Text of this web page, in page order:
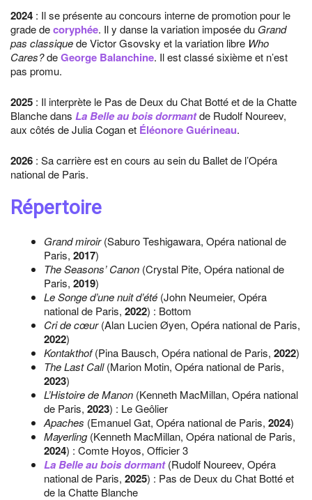
2024 : Il se présente au concours interne de promotion pour le
grade decoryphée. Il y danse la variation imposée du Grand
pas classiquede Victor Gsovsky et la variation libre Who
Cares?deGeorge Balanchine. Il est classé sixième et n’est
pas promu.
2025 : Il interprète le Pas de Deux du Chat Botté et de la Chatte
Blanche dans La Belle au bois dormantde Rudolf Noureev,
aux côtés de Julia Cogan et Éléonore Guérineau.
2026 : Sa carrière est en cours au sein du Ballet de l’Opéra
national de Paris.
Répertoire
Grand miroir(Saburo Teshigawara, Opéra national de
Paris, 2017)
The Seasons’ Canon (Crystal Pite, Opéra national de
Paris, 2019)
Le Songe d’une nuit d’été (John Neumeier, Opéra
national de Paris, 2022) : Bottom
Cri de cœur(Alan Lucien Øyen, Opéra national de Paris,
2022)
Kontakthof(Pina Bausch, Opéra national de Paris, 2022)
The Last Call(Marion Motin, Opéra national de Paris,
2023)
L’Histoire de Manon (Kenneth MacMillan, Opéra national
de Paris, 2023) : Le Geôlier
Apaches (Emanuel Gat, Opéra national de Paris, 2024)
Mayerling(Kenneth MacMillan, Opéra national de Paris,
2024) : Comte Hoyos, Officier 3
La Belle au bois dormant(Rudolf Noureev, Opéra
national de Paris, 2025) : Pas de Deux du Chat Botté et
de la Chatte Blanche